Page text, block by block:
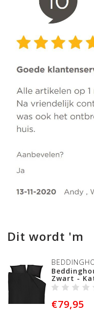
Dit wordt 'm
Zwart -
€79,95